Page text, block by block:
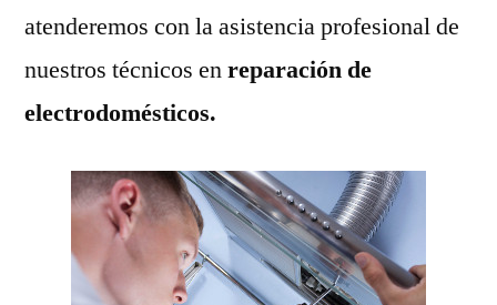
atenderemos con la asistencia profesional de
nuestros técnicos enreparación de
electrodomésticos.